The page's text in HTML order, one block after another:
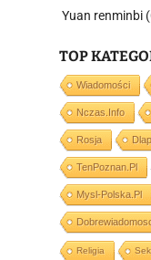
Yuan renminbi
TOP
Wiadomości
Nczas.info
Rosja
TenPoznan.pl
Mysl-Polska.pl
Religia